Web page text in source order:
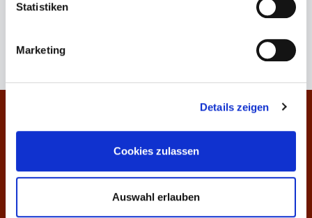
Statistiken
Marketing
Details zeigen
Cookies zulassen
Auswahl erlauben
Über uns